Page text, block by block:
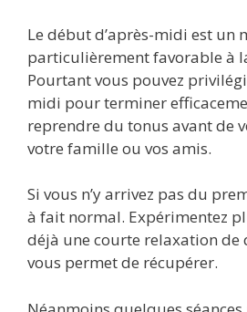
Le début d’après-midi est un
particulièrement favorable à
Pourtant vous pouvez
midi pour terminer
reprendre du tonus avant de
votre famille ou vos amis.
Si vous n’y arrivez pas du
à fait normal. Expérimentez
déjà une courte relaxation de
vous permet de récupérer.